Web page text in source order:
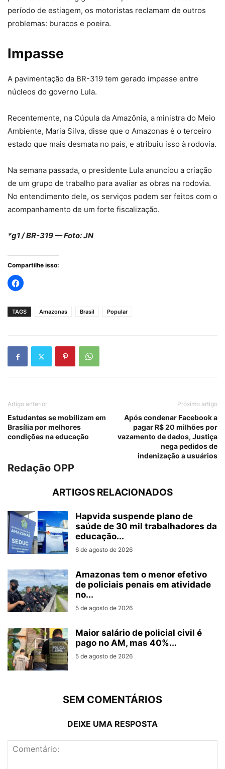
período de estiagem, os motoristas reclamam de outros
problemas: buracos e poeira.
Impasse
A pavimentação da BR-319 tem gerado impasse entre
núcleos do governo Lula.
Recentemente, na Cúpula da Amazônia, a ministra do Meio
Ambiente, Maria Silva, disse que o Amazonas é o terceiro
estado que mais desmata no país, e atribuiu isso à rodovia.
Na semana passada, o presidente Lula anunciou a criação
de um grupo de trabalho para avaliar as obras na rodovia.
No entendimento dele, os serviços podem ser feitos com o
acompanhamento de um forte fiscalização.
*g1 / BR-319 — Foto: JN
Compartilhe isso:
TAGS Amazonas Brasil Popular
Artigo anterior
Estudantes se mobilizam em
Brasília por melhores
condições na educação
Próximo artigo
Após condenar Facebook a
pagar R$ 20 milhões por
vazamento de dados, Justiça
nega pedidos de
indenização a usuários
Redação OPP
ARTIGOS RELACIONADOS
Hapvida suspende plano de
saúde de 30 mil trabalhadores da
educação...
6 de agosto de 2026
Amazonas tem o menor efetivo
de policiais penais em atividade
no...
5 de agosto de 2026
Maior salário de policial civil é
pago no AM, mas 40%...
5 de agosto de 2026
SEM COMENTÁRIOS
DEIXE UMA RESPOSTA